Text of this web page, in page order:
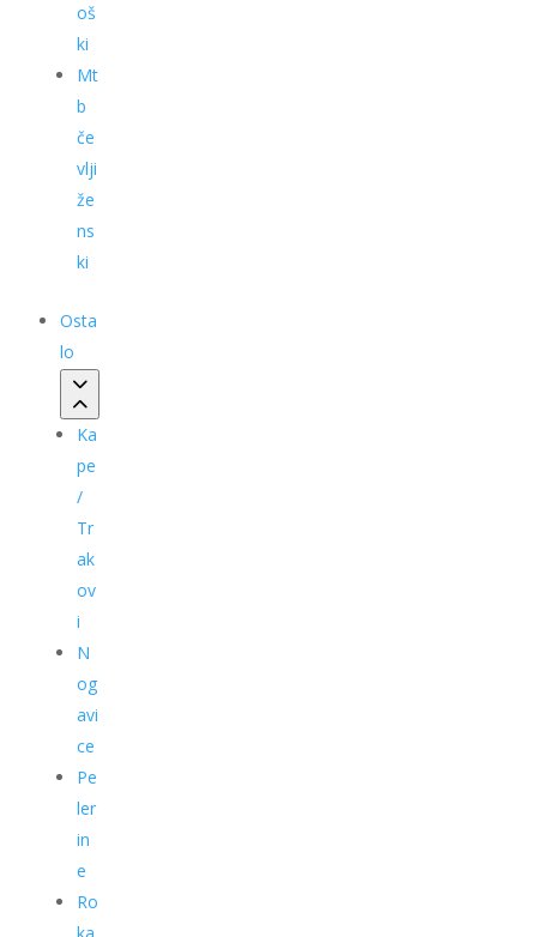
oš
ki
Mt
b
če
vlji
že
ns
ki
Osta
lo
Ka
pe
/
Tr
ak
ov
i
N
og
avi
ce
Pe
ler
in
e
Ro